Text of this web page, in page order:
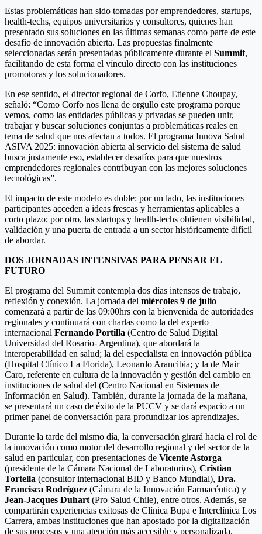
Estas problemáticas han sido tomadas por emprendedores, startups,
health-techs, equipos universitarios y consultores, quienes han
presentado sus soluciones en las últimas semanas como parte de este
desafío de innovación abierta. Las propuestas finalmente
seleccionadas serán presentadas públicamente durante el Summit,
facilitando de esta forma el vínculo directo con las instituciones
promotoras y los solucionadores.
En ese sentido, el director regional de Corfo, Etienne Choupay,
señaló: “Como Corfo nos llena de orgullo este programa porque
vemos, como las entidades públicas y privadas se pueden unir,
trabajar y buscar soluciones conjuntas a problemáticas reales en
tema de salud que nos afectan a todos. El programa Innova Salud
ASIVA 2025: innovación abierta al servicio del sistema de salud
busca justamente eso, establecer desafíos para que nuestros
emprendedores regionales contribuyan con las mejores soluciones
tecnológicas”.
El impacto de este modelo es doble: por un lado, las instituciones
participantes acceden a ideas frescas y herramientas aplicables a
corto plazo; por otro, las startups y health-techs obtienen visibilidad,
validación y una puerta de entrada a un sector históricamente difícil
de abordar.
DOS JORNADAS INTENSIVAS PARA PENSAR EL
FUTURO
El programa del Summit contempla dos días intensos de trabajo,
reflexión y conexión. La jornada del miércoles 9 de julio
comenzará a partir de las 09:00hrs con la bienvenida de autoridades
regionales y continuará con charlas como la del experto
internacional Fernando Portilla (Centro de Salud Digital
Universidad del Rosario- Argentina), que abordará la
interoperabilidad en salud; la del especialista en innovación pública
(Hospital Clínico La Florida), Leonardo Arancibia; y la de Mair
Caro, referente en cultura de la innovación y gestión del cambio en
instituciones de salud del (Centro Nacional en Sistemas de
Información en Salud). También, durante la jornada de la mañana,
se presentará un caso de éxito de la PUCV y se dará espacio a un
primer panel de conversación para profundizar los aprendizajes.
Durante la tarde del mismo día, la conversación girará hacia el rol de
la innovación como motor del desarrollo regional y del sector de la
salud en particular, con presentaciones de Vicente Astorga
(presidente de la Cámara Nacional de Laboratorios), Cristian
Tortella (consultor internacional BID y Banco Mundial), Dra.
Francisca Rodríguez (Cámara de la Innovación Farmacéutica) y
Jean-Jacques Duhart (Pro Salud Chile), entre otros. Además, se
compartirán experiencias exitosas de Clínica Bupa e Interclínica Los
Carrera, ambas instituciones que han apostado por la digitalización
de sus procesos y una atención más accesible y personalizada.